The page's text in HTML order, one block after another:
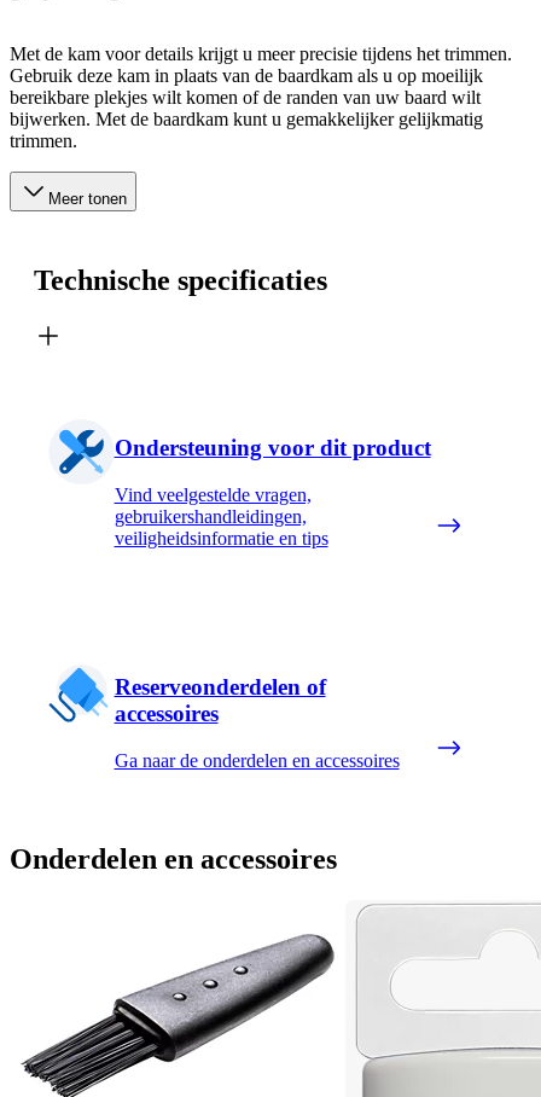
Met de kam voor details krijgt u meer precisie tijdens het trimmen.
Gebruik deze kam in plaats van de baardkam als u op moeilijk
bereikbare plekjes wilt komen of de randen van uw baard wilt
bijwerken. Met de baardkam kunt u gemakkelijker gelijkmatig
trimmen.
Meer tonen
Technische specificaties
Ondersteuning voor dit product
Vind veelgestelde vragen,
gebruikershandleidingen,
veiligheidsinformatie en tips
Reserveonderdelen of
accessoires
Ga naar de onderdelen en accessoires
Onderdelen en accessoires